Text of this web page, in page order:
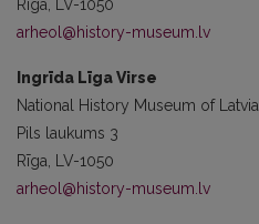
Rīga, LV-1050
arheol@history-museum.lv
Ingrīda Līga Virse
National History Museum of Latvia
Pils laukums 3
Rīga, LV-1050
arheol@history-museum.lv